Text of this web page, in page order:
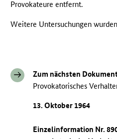
Provokateure entfernt.
Weitere Untersuchungen
Zum nächsten
Provokatorisches
13. Oktober 1964
Einzelinformation Nr.